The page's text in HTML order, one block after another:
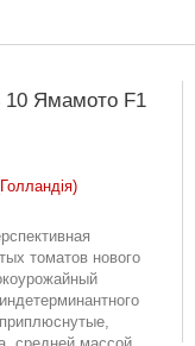
10 Ямамото F1
томатов нового